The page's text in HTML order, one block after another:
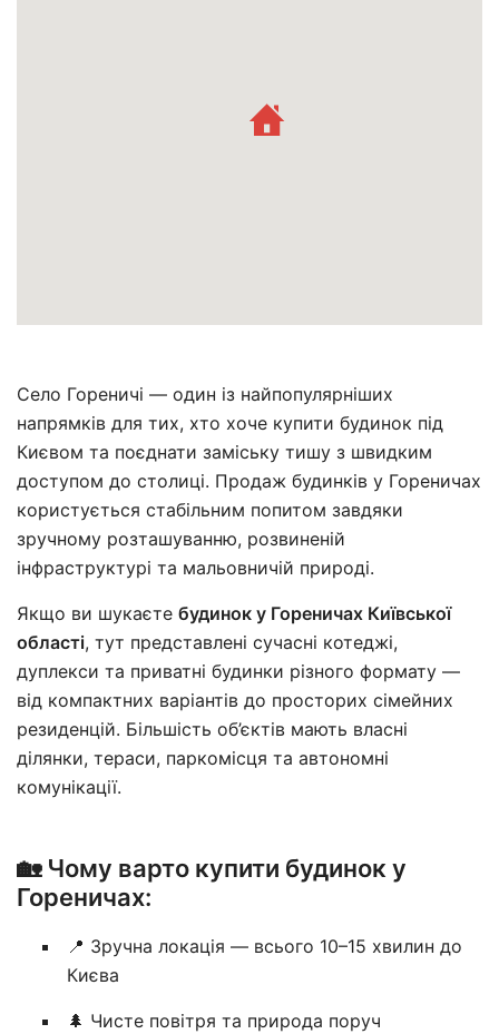
Село Гореничі — один із найпопулярніших
напрямків для тих, хто хоче купити будинок під
Києвом та поєднати заміську тишу з швидким
доступом до столиці. Продаж будинків у Гореничах
користується стабільним попитом завдяки
зручному розташуванню, розвиненій
інфраструктурі та мальовничій природі.
Якщо ви шукаєте будинок у Гореничах Київської
області, тут представлені сучасні котеджі,
дуплекси та приватні будинки різного формату —
від компактних варіантів до просторих сімейних
резиденцій. Більшість об’єктів мають власні
ділянки, тераси, паркомісця та автономні
комунікації.
🏡 Чому варто купити будинок у
Гореничах:
📍 Зручна локація — всього 10–15 хвилин до
Києва
🌲 Чисте повітря та природа поруч